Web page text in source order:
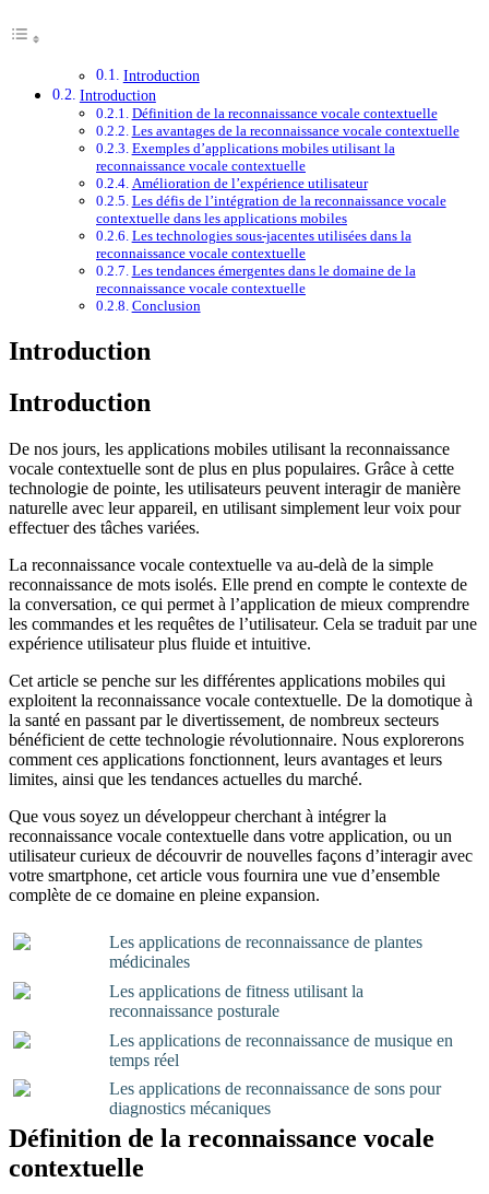
Introduction
Introduction
Définition de la reconnaissance vocale contextuelle
Les avantages de la reconnaissance vocale contextuelle
Exemples d’applications mobiles utilisant la
reconnaissance vocale contextuelle
Amélioration de l’expérience utilisateur
Les défis de l’intégration de la reconnaissance vocale
contextuelle dans les applications mobiles
Les technologies sous-jacentes utilisées dans la
reconnaissance vocale contextuelle
Les tendances émergentes dans le domaine de la
reconnaissance vocale contextuelle
Conclusion
Introduction
Introduction
De nos jours, les applications mobiles utilisant la reconnaissance
vocale contextuelle sont de plus en plus populaires. Grâce à cette
technologie de pointe, les utilisateurs peuvent interagir de manière
naturelle avec leur appareil, en utilisant simplement leur voix pour
effectuer des tâches variées.
La reconnaissance vocale contextuelle va au-delà de la simple
reconnaissance de mots isolés. Elle prend en compte le contexte de
la conversation, ce qui permet à l’application de mieux comprendre
les commandes et les requêtes de l’utilisateur. Cela se traduit par une
expérience utilisateur plus fluide et intuitive.
Cet article se penche sur les différentes applications mobiles qui
exploitent la reconnaissance vocale contextuelle. De la domotique à
la santé en passant par le divertissement, de nombreux secteurs
bénéficient de cette technologie révolutionnaire. Nous explorerons
comment ces applications fonctionnent, leurs avantages et leurs
limites, ainsi que les tendances actuelles du marché.
Que vous soyez un développeur cherchant à intégrer la
reconnaissance vocale contextuelle dans votre application, ou un
utilisateur curieux de découvrir de nouvelles façons d’interagir avec
votre smartphone, cet article vous fournira une vue d’ensemble
complète de ce domaine en pleine expansion.
Les applications de reconnaissance de plantes
médicinales
Les applications de fitness utilisant la
reconnaissance posturale
Les applications de reconnaissance de musique en
temps réel
Les applications de reconnaissance de sons pour
diagnostics mécaniques
Définition de la reconnaissance vocale
contextuelle